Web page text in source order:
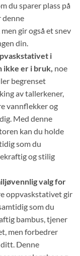
du sparer plass på
denne
gir også et snev
din.
i
ikke er i bruk, noe
begrenset
av tallerkener,
vannflekker og
Med denne
kan du holde
som du
og stilig
valg for
oppvaskstativet gir
som du
bambus, tjener
men forbedrer
Denne